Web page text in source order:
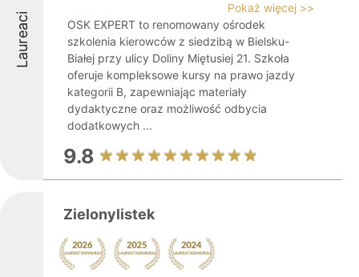
Laureaci
Pokaż więcej >>
OSK EXPERT to renomowany ośrodek
szkolenia kierowców z siedzibą w Bielsku-
Białej przy ulicy Doliny Miętusiej 21. Szkoła
oferuje kompleksowe kursy na prawo jazdy
kategorii B, zapewniając materiały
dydaktyczne oraz możliwość odbycia
dodatkowych ...
9.8
Zielonylistek